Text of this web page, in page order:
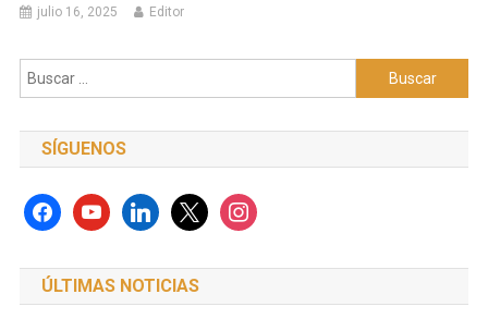
julio 16, 2025 Editor
Buscar:
SÍGUENOS
facebookyoutubelinkedinx instagram
ÚLTIMAS NOTICIAS